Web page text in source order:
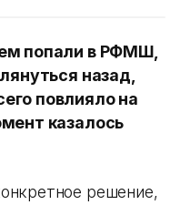
попали в РФМШ,
назад,
повлияло на
казалось
решение,